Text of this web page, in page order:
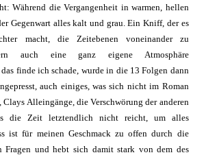
Während die Vergangenheit in warmen, hellen
Gegenwart alles kalt und grau. Ein Kniff, der es
macht, die Zeitebenen voneinander zu
auch eine ganz eigene Atmosphäre
finde ich schade, wurde in die 13 Folgen dann
auch einiges, was sich nicht im Roman
Alleingänge, die Verschwörung der anderen
die Zeit letztendlich nicht reicht, um alles
ist für meinen Geschmack zu offen durch die
Fragen und hebt sich damit stark von dem des